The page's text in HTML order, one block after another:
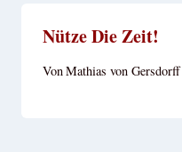
Nütze Die Zeit!
VonMathias von Gersdorff